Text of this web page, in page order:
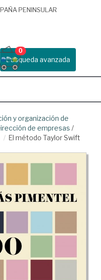
PENINSULAR
Busqueda avanzada
0
y organización de
de empresas /
El método Taylor Swift